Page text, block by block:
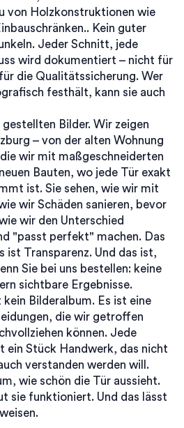
von Holzkonstruktionen wie
. Kein guter
Jeder Schnitt, jede
wird dokumentiert – nicht für
die Qualitätssicherung. Wer
festhält, kann sie auch
Bilder. Wir zeigen
– von der alten Wohnung
wir mit maßgeschneiderten
Bauten, wo jede Tür exakt
ist. Sie sehen, wie wir mit
wir Schäden sanieren, bevor
wir den Unterschied
"passt perfekt" machen. Das
ist Transparenz. Und das ist,
Sie bei uns bestellen: keine
sichtbare Ergebnisse.
kein Bilderalbum. Es ist eine
die wir getroffen
können. Jede
ein Stück Handwerk, das nicht
verstanden werden will.
wie schön die Tür aussieht.
sie funktioniert. Und das lässt